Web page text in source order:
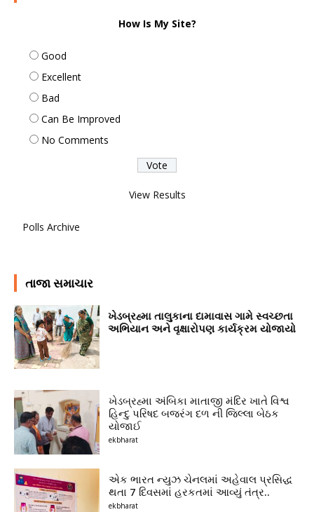
How Is My Site?
Good
Excellent
Bad
Can Be Improved
No Comments
View Results
Polls Archive
તાજા સમાચાર
ખેડબ્રહ્મા તાલુકાના દામાવાસ ગામે સ્વચ્છતા
અભિયાન અને વૃક્ષારોપણ કાર્યક્રમ યોજાયો
ખેડબ્રહ્મા અંબિકા માતાજી મંદિર ખાતે વિશ્વ
હિન્દુ પરિષદ બજરંગ દળ ની જિલ્લા બેઠક
યોજાઈ
ekbharat
એક ભારત ન્યુઝ ચેનલમાં અહેવાલ પ્રસિદ્ધ
થતા 7 દિવસમાં હરકતમાં આવ્યું તંત્ર..
ekbharat